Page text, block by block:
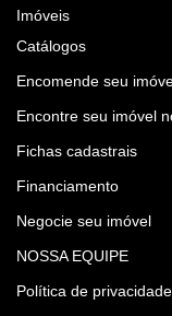
Imóveis
Catálogos
Encomende seu
Encontre seu imóvel
Fichas cadastrais
Financiamento
Negocie seu imóvel
NOSSA EQUIPE
Política de privacidade